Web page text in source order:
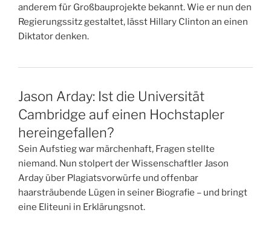
anderem für Großbauprojekte bekannt. Wie er nun den
Regierungssitz gestaltet, lässt Hillary Clinton an einen
Diktator denken.
Jason Arday: Ist die Universität
Cambridge auf einen Hochstapler
hereingefallen?
Sein Aufstieg war märchenhaft, Fragen stellte
niemand. Nun stolpert der Wissenschaftler Jason
Arday über Plagiatsvorwürfe und offenbar
haarsträubende Lügen in seiner Biografie – und bringt
eine Eliteuni in Erklärungsnot.